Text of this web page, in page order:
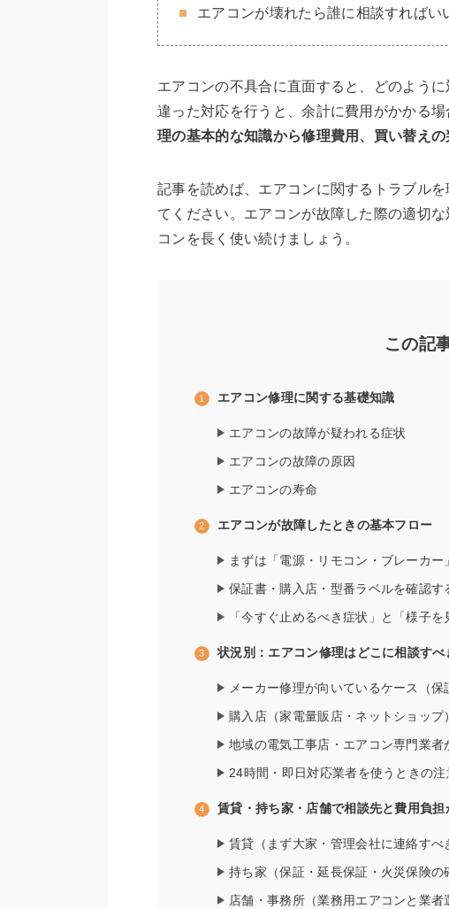
エアコンが壊れたら誰に相談すればい
エアコンの不具合に直面すると、どのよう
違った対応を行うと、余計に費用がかかる場
理の基本的な知識から修理費用、買い替え
記事を読めば、エアコンに関するトラブル
てください。エアコンが故障した際の適切
コンを長く使い続けましょう。
この記
エアコン修理に関する基礎知識
エアコンの故障が疑われる症状
エアコンの故障の原因
エアコンの寿命
エアコンが故障したときの基本フロー
まずは「電源・リモコン・ブレーカー
保証書・購入店・型番ラベルを確認す
「今すぐ止めるべき症状」と「様子を
状況別：エアコン修理はどこに相談すべ
メーカー修理が向いているケース（保
購入店（家電量販店・ネットショップ
地域の電気工事店・エアコン専門業者
24時間・即日対応業者を使うときの注
賃貸・持ち家・店舗で相談先と費用負担
賃貸（まず大家・管理会社に連絡すべ
持ち家（保証・延長保証・火災保険の
店舗・事務所（業務用エアコンと業者